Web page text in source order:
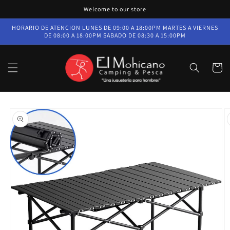
al contenido
Welcome to our store
HORARIO DE ATENCION LUNES DE 09:00 A 18:00PM MARTES A VIERNES
DE 08:00 A 18:00PM SABADO DE 08:30 A 15:00PM
Carrito
directamente
a la
información
del producto